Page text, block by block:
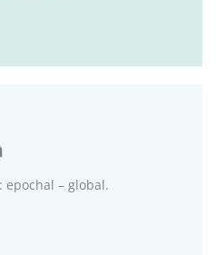
epochal – global.